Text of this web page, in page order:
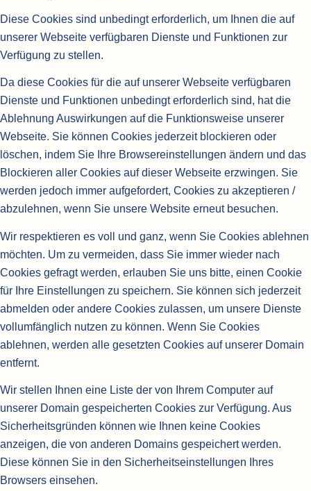
Diese Cookies sind unbedingt erforderlich, um Ihnen die auf
unserer Webseite verfügbaren Dienste und Funktionen zur
Verfügung zu stellen.
Da diese Cookies für die auf unserer Webseite verfügbaren
Dienste und Funktionen unbedingt erforderlich sind, hat die
Ablehnung Auswirkungen auf die Funktionsweise unserer
Webseite. Sie können Cookies jederzeit blockieren oder
löschen, indem Sie Ihre Browsereinstellungen ändern und das
Blockieren aller Cookies auf dieser Webseite erzwingen. Sie
werden jedoch immer aufgefordert, Cookies zu akzeptieren /
abzulehnen, wenn Sie unsere Website erneut besuchen.
Wir respektieren es voll und ganz, wenn Sie Cookies ablehnen
möchten. Um zu vermeiden, dass Sie immer wieder nach
Cookies gefragt werden, erlauben Sie uns bitte, einen Cookie
für Ihre Einstellungen zu speichern. Sie können sich jederzeit
abmelden oder andere Cookies zulassen, um unsere Dienste
vollumfänglich nutzen zu können. Wenn Sie Cookies
ablehnen, werden alle gesetzten Cookies auf unserer Domain
entfernt.
Wir stellen Ihnen eine Liste der von Ihrem Computer auf
unserer Domain gespeicherten Cookies zur Verfügung. Aus
Sicherheitsgründen können wie Ihnen keine Cookies
anzeigen, die von anderen Domains gespeichert werden.
Diese können Sie in den Sicherheitseinstellungen Ihres
Browsers einsehen.